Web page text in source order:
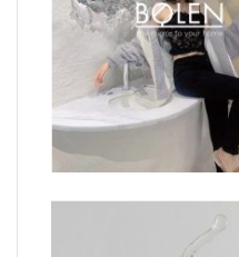
Gương được thiết với phần
nước văng tạo cảm giác